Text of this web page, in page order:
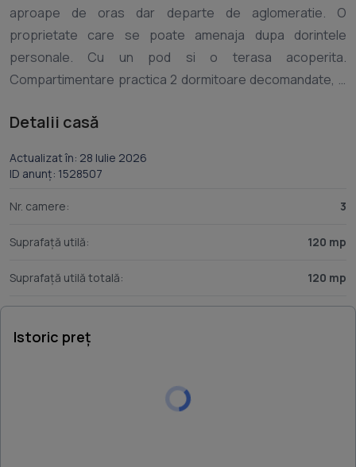
aproape de oras dar departe de aglomeratie. O
proprietate care se poate amenaja dupa dorintele
personale. Cu un pod si o terasa acoperita.
Compartimentare practica 2 dormitoare decomandate, o
lumina naturala din plin. Un hol larg, o baie plus o camera
tehnica dupa preferinte se poate folosi si ca si baie de
microcentrala pe gaz asigura un consum redus de
energie. Usile sunt din lemn masiv. Baia e complet utilata.
populata cu 130 de butasi de vita de vie si 20 de pomi
fructiferi de diferite soiuri. Putul forat la o adancime de 28
plantele din livada si de asemenea pentru consum propriu,
ratati sansa ca aceasta proprietate sa devina locul in care
sa va simtiti si sa-l numiti ACASA! Pentru mai multe detalii si
Detalii casă
Actualizat în: 28 Iulie 2026
ID anunț: 1528507
Nr. camere: 3
Suprafață utilă: 120 mp
Suprafață utilă totală: 120 mp
Istoric preț